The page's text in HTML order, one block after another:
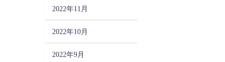
2022年11月
2022年10月
2022年9月